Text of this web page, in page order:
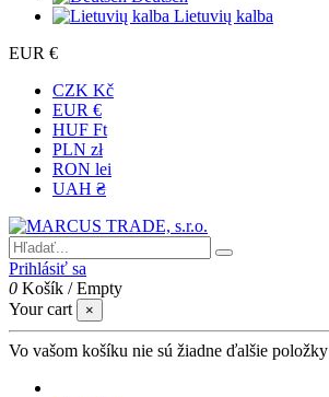
Lietuvių kalba
EUR €
CZK Kč
EUR €
HUF Ft
PLN zł
RON lei
UAH ₴
Prihlásiť sa
0 Košík /Empty
Your cart
×
Vo vašom košíku nie sú žiadne ďalšie položky